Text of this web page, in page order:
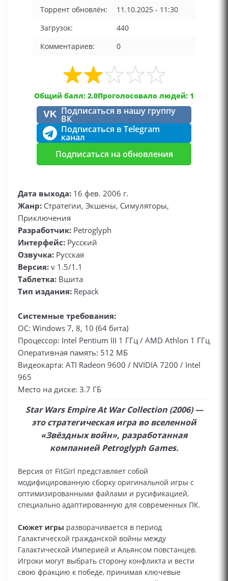
Торрент обновлён:
11.10.2025 - 11:30
Загрузок:
440
Комментариев:
0
Общий балл: 2.0Проголосовало людей: 1
VK Подписаться в нашу группу
ВК
Подписаться в Telegram
канал
Подписаться на обновления
Дата выхода: 16 фев. 2006 г.
Жанр: Стратегии, Экшены, Симуляторы,
Приключения
Разработчик: Petroglyph
Интерфейс: Русский
Озвучка: Русская
Версия: v 1.5/1.1
Таблетка: Вшита
Тип издания: Repack
Системные требования:
ОС: Windows 7, 8, 10 (64 бита)
Процессор: Intel Pentium III 1 ГГц / AMD Athlon 1 ГГц
Оперативная память: 512 МБ
Видеокарта: ATI Radeon 9600 / NVIDIA 7200 / Intel
965
Место на диске: 3.7 ГБ
Star Wars Empire At War Collection (2006) —
это стратегическая игра во вселенной
«Звёздных войн», разработанная
компанией Petroglyph Games.
Версия от FitGirl представляет собой
модифицированную сборку оригинальной игры с
оптимизированными файлами и русификацией,
специально адаптированную для современных ПК.
Сюжет игры разворачивается в период
Галактической гражданской войны между
Галактической Империей и Альянсом повстанцев.
Игроки могут выбрать сторону конфликта и вести
свою фракцию к победе, принимая ключевые